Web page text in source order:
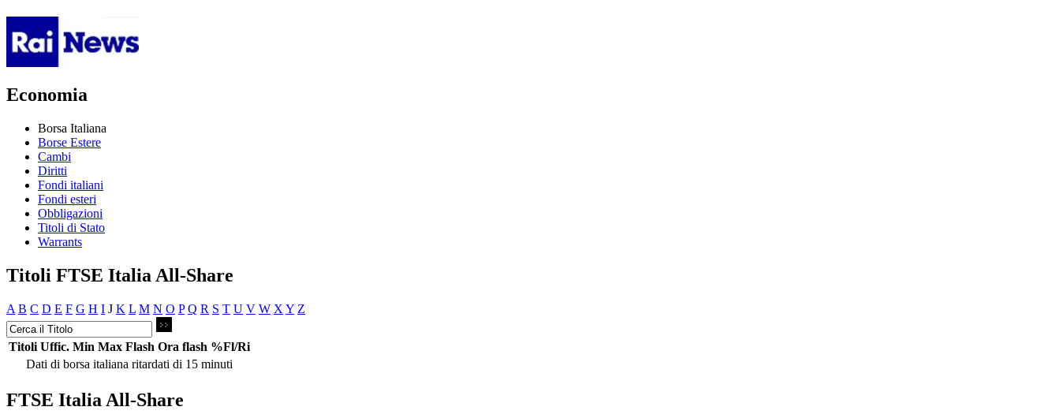
Economia
Borsa Italiana
Borse Estere
Cambi
Diritti
Fondi italiani
Fondi esteri
Obbligazioni
Titoli di Stato
Warrants
Titoli FTSE Italia All-Share
A B C D E F G H I J K L M N O P Q R S T U V W X Y Z
Titoli Uffic. Min Max Flash Ora flash %Fl/Ri
Dati di borsa italiana ritardati di 15 minuti
FTSE Italia All-Share